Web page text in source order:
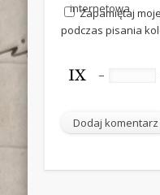
internetowa
Zapamiętaj
podczas pisania
−